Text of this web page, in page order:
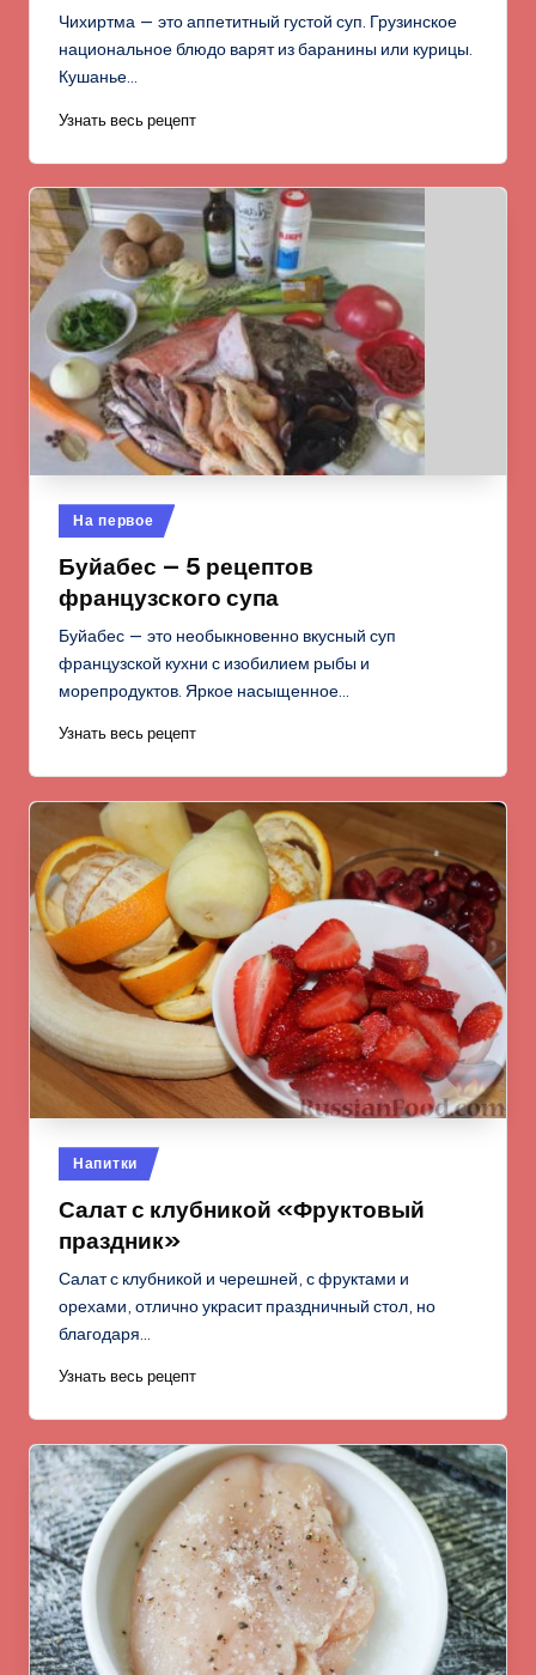
Чихиртма — это аппетитный густой суп. Грузинское
национальное блюдо варят из баранины или курицы.
Кушанье…
Узнать весь рецепт
Опубликовано
в
На первое
Буйабес — 5 рецептов
французского супа
Буйабес — это необыкновенно вкусный суп
французской кухни с изобилием рыбы и
морепродуктов. Яркое насыщенное…
Узнать весь рецепт
Опубликовано
в
Напитки
Салат с клубникой «Фруктовый
праздник»
Салат с клубникой и черешней, с фруктами и
орехами, отлично украсит праздничный стол, но
благодаря…
Узнать весь рецепт